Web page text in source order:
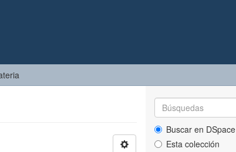
Buscar en DSpace
Esta colección